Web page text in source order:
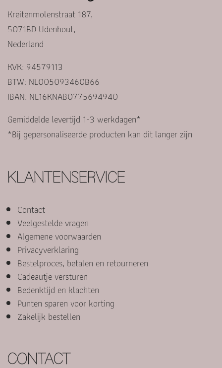
Kreitenmolenstraat 187,
5071BD Udenhout,
Nederland
KVK: 94579113
BTW: NL005093460B66
IBAN: NL16KNAB0775694940
Gemiddelde levertijd 1-3 werkdagen*
*Bij gepersonaliseerde producten kan dit langer zijn
KLANTENSERVICE
Contact
Veelgestelde vragen
Algemene voorwaarden
Privacyverklaring
Bestelproces, betalen en retourneren
Cadeautje versturen
Bedenktijd en klachten
Punten sparen voor korting
Zakelijk bestellen
CONTACT